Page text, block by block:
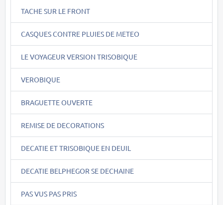
TACHE SUR LE FRONT
CASQUES CONTRE PLUIES DE METEO
LE VOYAGEUR VERSION TRISOBIQUE
VEROBIQUE
BRAGUETTE OUVERTE
REMISE DE DECORATIONS
DECATIE ET TRISOBIQUE EN DEUIL
DECATIE BELPHEGOR SE DECHAINE
PAS VUS PAS PRIS